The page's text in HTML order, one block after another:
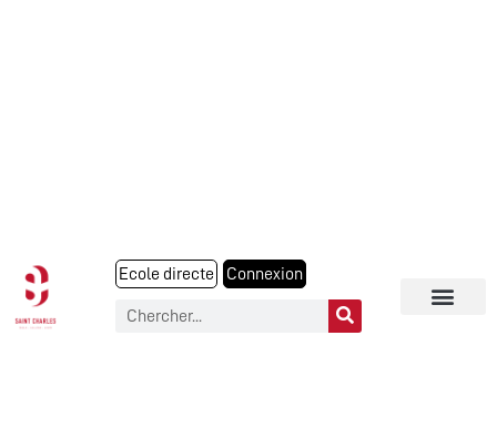
Ecole directe Connexion